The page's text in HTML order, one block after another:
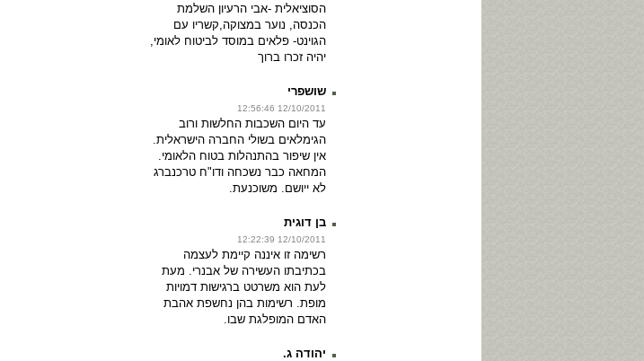
הסוציאלית -אבי הרעיון השלמת
הכנסה, נוער במצוקה,קשריו עם
הגוינט- פלאים במוסד לביטוח לאומי,
יהיה זכרו ברוך
שושפרי
12/10/2011 12:56:46
עד היום השכבות החלשות ורוב
הגימלאים בשולי החברה הישראלית.
אין שיפור בהתנהלות בטוח הלאומי.
המחאה כבר נשכחה ודו"ח טרכנברג
לא ייושם. משוכנעת.
בן דוגית
12/10/2011 12:22:39
רשימה זו איננה קיימת לעצמה
בכתיבתו העשירה של אבנרי. מעת
לעת הוא משרטט ברגישות דמויות
מופת. רשימות בהן נחשפת אהבת
האדם המופלגת שבו.
יהודה ג.